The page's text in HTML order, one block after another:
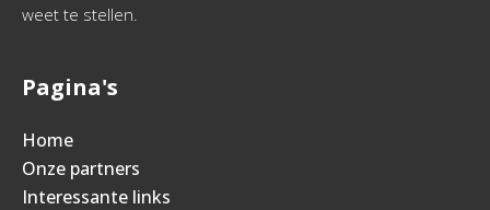
weet te stellen.
Pagina's
Home
Onze partners
Interessante links